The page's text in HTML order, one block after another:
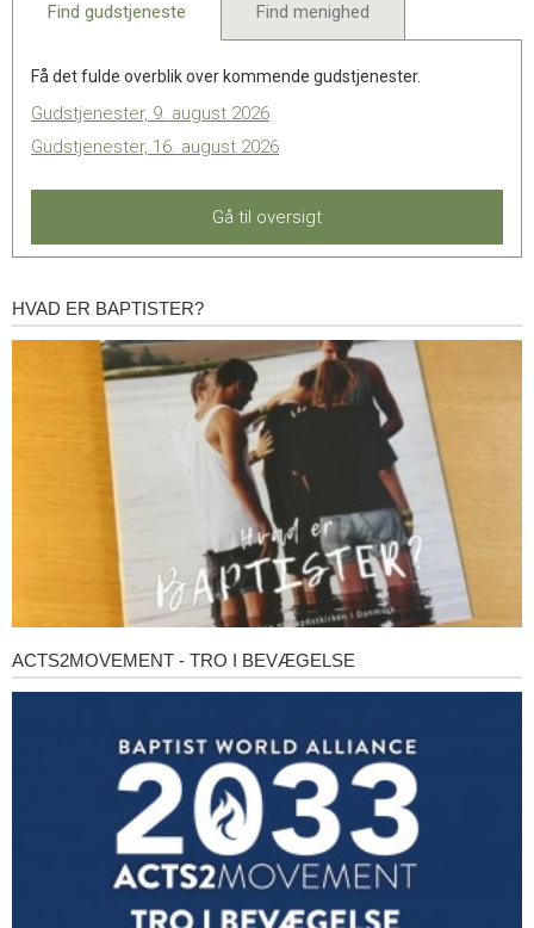
Find gudstjeneste Find menighed
Få det fulde overblik over kommende gudstjenester.
Gudstjenester, 9. august 2026
Gudstjenester, 16. august 2026
Gå til oversigt
Hvad
er
HVAD ER BAPTISTER?
Acts2Movement
-
ACTS2MOVEMENT - TRO I BEVÆGELSE